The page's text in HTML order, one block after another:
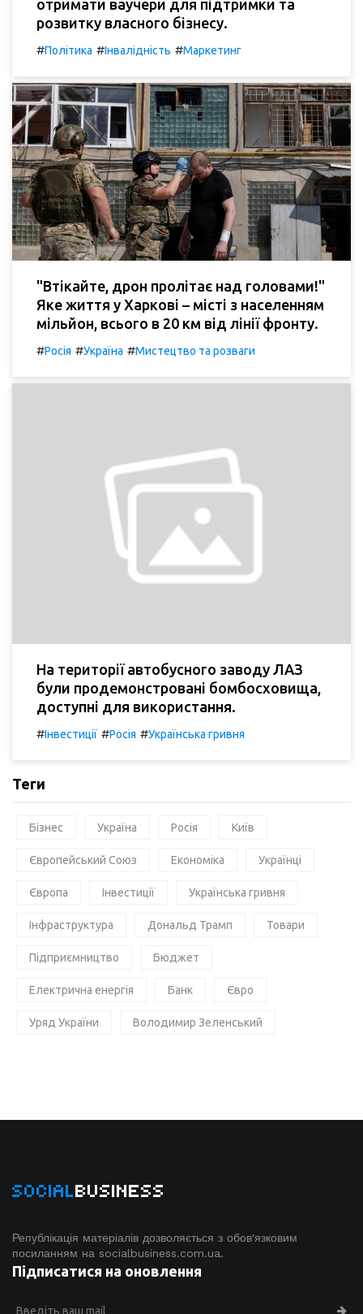
отримати ваучери для підтримки та
розвитку власного бізнесу.
#Політика #Інвалідність #Маркетинг
"Втікайте, дрон пролітає над головами!"
Яке життя у Харкові – місті з населенням
мільйон, всього в 20 км від лінії фронту.
#Росія #Україна #Мистецтво та розваги
На території автобусного заводу ЛАЗ
були продемонстровані бомбосховища,
доступні для використання.
#Інвестиції #Росія #Українська гривня
Теги
Бізнес Україна Росія Київ
Європейський Союз Економіка Українці
Європа Інвестиції Українська гривня
Інфраструктура Дональд Трамп Товари
Підприємництво Бюджет
Електрична енергія Банк Євро
Уряд України Володимир Зеленський
SOCIALBUSINESS
Републікація матеріалів дозволяється з обов'язковим
посиланням на socialbusiness.com.ua.
Підписатися на оновлення